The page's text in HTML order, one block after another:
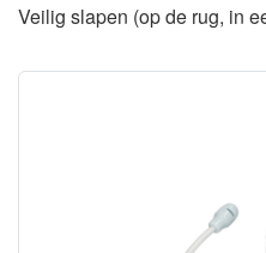
Veilig slapen (op de rug, in